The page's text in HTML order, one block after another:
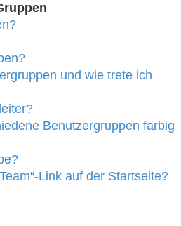
und wie trete ich
Benutzergruppen farbig
Link auf der Startseite?